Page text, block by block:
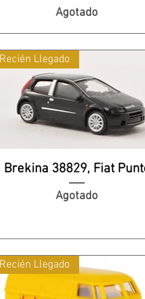
Agotado
Recién Llegado
Brekina 38829, Fiat
Agotado
Recién Llegado